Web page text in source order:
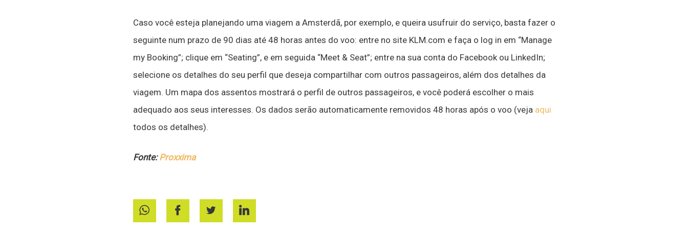
Caso você esteja planejando uma viagem a Amsterdã, por exemplo, e queira usufruir do serviço, basta fazer o
seguinte num prazo de 90 dias até 48 horas antes do voo: entre no site KLM.com e faça o log in em “Manage
my Booking”; clique em “Seating”, e em seguida “Meet & Seat”; entre na sua conta do Facebook ou LinkedIn;
selecione os detalhes do seu perfil que deseja compartilhar com outros passageiros, além dos detalhes da
viagem. Um mapa dos assentos mostrará o perfil de outros passageiros, e você poderá escolher o mais
adequado aos seus interesses. Os dados serão automaticamente removidos 48 horas após o voo (veja aqui
todos os detalhes).
Fonte:Proxxima